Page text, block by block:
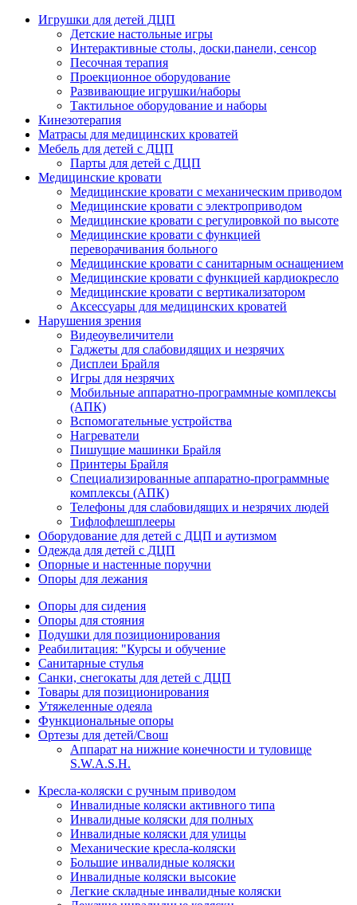
Игрушки для детей ДЦП
Детские настольные игры
Интерактивные столы, доски,панели, сенсор
Песочная терапия
Проекционное оборудование
Развивающие игрушки/наборы
Тактильное оборудование и наборы
Кинезотерапия
Матрасы для медицинских кроватей
Мебель для детей с ДЦП
Парты для детей с ДЦП
Медицинские кровати
Медицинские кровати с механическим приводом
Медицинские кровати с электроприводом
Медицинские кровати с регулировкой по высоте
Медицинские кровати с функцией
переворачивания больного
Медицинские кровати с санитарным оснащением
Медицинские кровати с функцией кардиокресло
Медицинские кровати с вертикализатором
Аксессуары для медицинских кроватей
Нарушения зрения
Видеоувеличители
Гаджеты для слабовидящих и незрячих
Дисплеи Брайля
Игры для незрячих
Мобильные аппаратно-программные комплексы
(АПК)
Вспомогательные устройства
Нагреватели
Пишущие машинки Брайля
Принтеры Брайля
Специализированные аппаратно-программные
комплексы (АПК)
Телефоны для слабовидящих и незрячих людей
Тифлофлешплееры
Оборудование для детей с ДЦП и аутизмом
Одежда для детей с ДЦП
Опорные и настенные поручни
Опоры для лежания
Опоры для сидения
Опоры для стояния
Подушки для позиционирования
Реабилитация: "Курсы и обучение
Санитарные стулья
Санки, снегокаты для детей с ДЦП
Товары для позиционирования
Утяжеленные одеяла
Функциональные опоры
Ортезы для детей/Свош
Аппарат на нижние конечности и туловище
S.W.A.S.H.
Кресла-коляски с ручным приводом
Инвалидные коляски активного типа
Инвалидные коляски для полных
Инвалидные коляски для улицы
Механические кресла-коляски
Большие инвалидные коляски
Инвалидные коляски высокие
Легкие складные инвалидные коляски